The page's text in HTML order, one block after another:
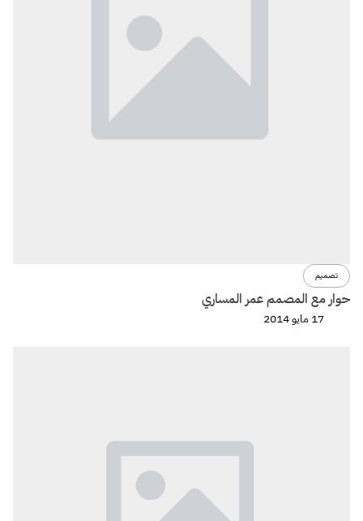
تصميم
حوار مع المصمم عمر المساري
17 مايو 2014